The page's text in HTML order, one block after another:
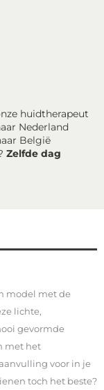
huidtherapeut
Nederland
België
Zelfde dag
model met de
lichte,
gevormde
met het
voor in je
toch het beste?